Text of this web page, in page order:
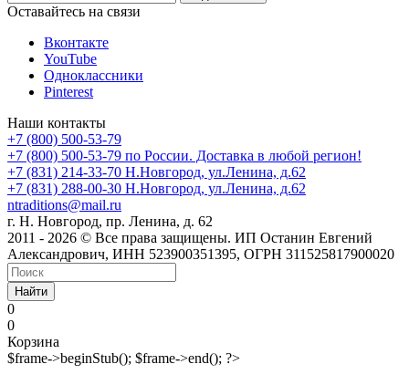
Оставайтесь на связи
Вконтакте
YouTube
Одноклассники
Pinterest
Наши контакты
+7 (800) 500-53-79
+7 (800) 500-53-79 по России. Доставка в любой регион!
+7 (831) 214-33-70 Н.Новгород, ул.Ленина, д.62
+7 (831) 288-00-30 Н.Новгород, ул.Ленина, д.62
ntraditions@mail.ru
г. Н. Новгород, пр. Ленина, д. 62
2011 - 2026 © Все права защищены. ИП Останин Евгений
Александрович, ИНН 523900351395, ОГРН 311525817900020
Найти
0
0
Корзина
$frame->beginStub(); $frame->end(); ?>